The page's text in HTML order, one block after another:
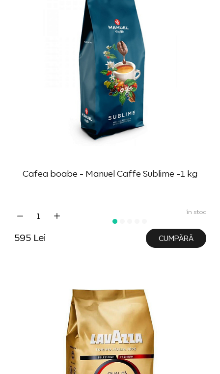
Cafea boabe - Manuel Caffe Sublime -1 kg
în stoc
595 Lei CUMPĂRĂ